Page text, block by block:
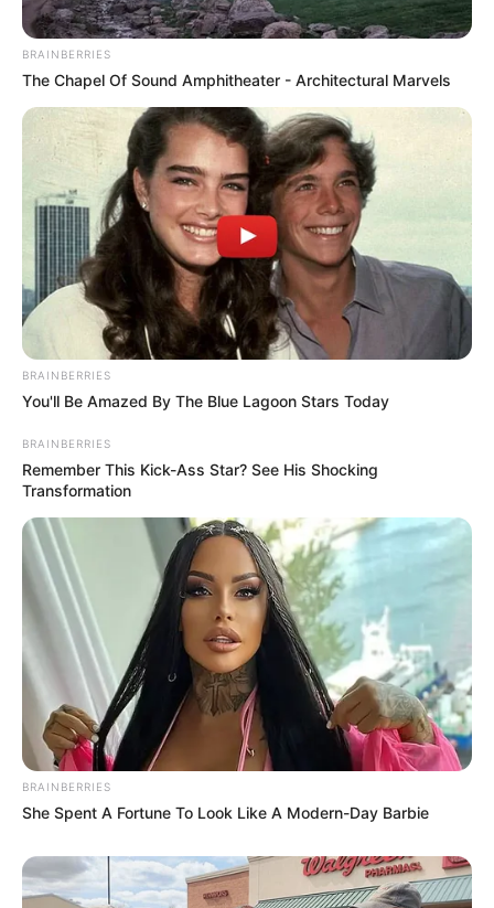
BRAINBERRIES
The Chapel Of Sound Amphitheater - Architectural Marvels
BRAINBERRIES
You'll Be Amazed By The Blue Lagoon Stars Today
BRAINBERRIES
Remember This Kick-Ass Star? See His Shocking
Transformation
BRAINBERRIES
She Spent A Fortune To Look Like A Modern-Day Barbie